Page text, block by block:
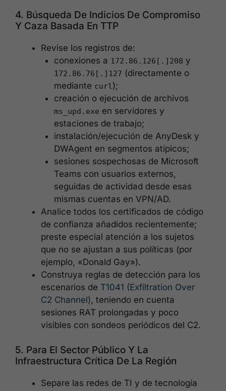
4. Búsqueda De Indicios De Compromiso
Y Caza Basada En TTP
Revise los registros de:
conexiones a 172.86.126[.]208 y
172.86.76[.]127 (directamente o
mediante curl);
creación o ejecución de archivos
ms_upd.exe en servidores y
estaciones de trabajo;
instalación/ejecución de AnyDesk y
DWAgent en segmentos atípicos;
sesiones sospechosas de Microsoft
Teams con usuarios externos,
seguidas de actividad desde esas
mismas cuentas en VPN/AD.
Analice todos los certificados de código
de confianza añadidos recientemente;
preste especial atención a los sujetos
que no se ajustan a sus políticas (por
ejemplo, «Donald Gay»).
Construya reglas de detección para los
escenarios de T1041 (Exfiltration Over
C2 Channel), teniendo en cuenta
sesiones RAT prolongadas y poco
visibles con sondeos periódicos del C2.
5. Para El Sector Público Y La
Infraestructura Crítica De La Región
Separe las redes de TI y de tecnología